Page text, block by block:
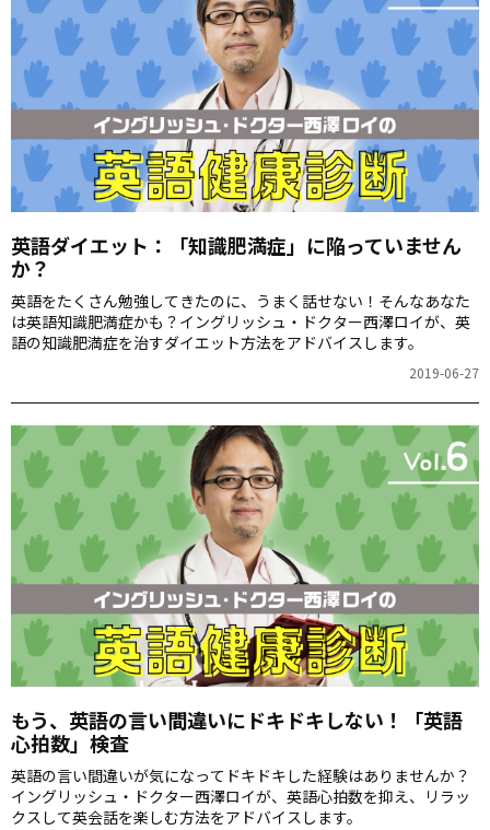
英語ダイエット：「知識肥満症」に陥っていません
か？
英語をたくさん勉強してきたのに、うまく話せない！そんなあなた
は英語知識肥満症かも？イングリッシュ・ドクター西澤ロイが、英
語の知識肥満症を治すダイエット方法をアドバイスします。
2019-06-27
もう、英語の言い間違いにドキドキしない！「英語
心拍数」検査
英語の言い間違いが気になってドキドキした経験はありませんか？
イングリッシュ・ドクター西澤ロイが、英語心拍数を抑え、リラッ
クスして英会話を楽しむ方法をアドバイスします。